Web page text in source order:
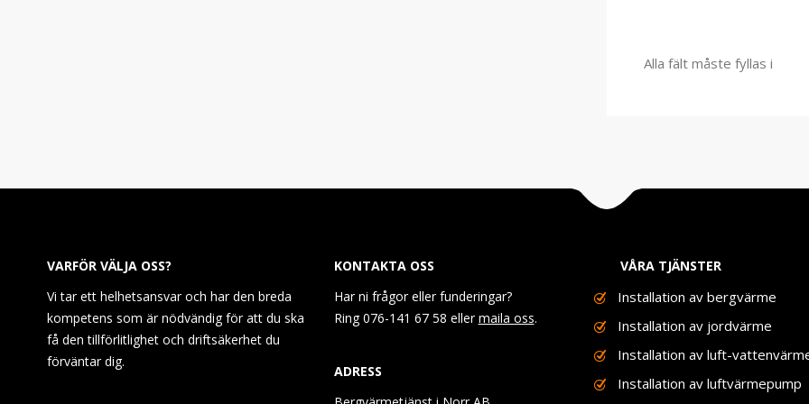
Alla fält måste fyllas i
VARFÖR VÄLJA OSS?
Vi tar ett helhetsansvar och har den breda
kompetens som är nödvändig för att du ska
få den tillförlitlighet och driftsäkerhet du
förväntar dig.
KONTAKTA OSS
Har ni frågor eller funderingar?
Ring 076-141 67 58 ellermaila oss.
ADRESS
VÅRA TJÄNSTER
Installation av bergvärme
Installation av jordvärme
Installation av luft-
Installation av luftvärmepump